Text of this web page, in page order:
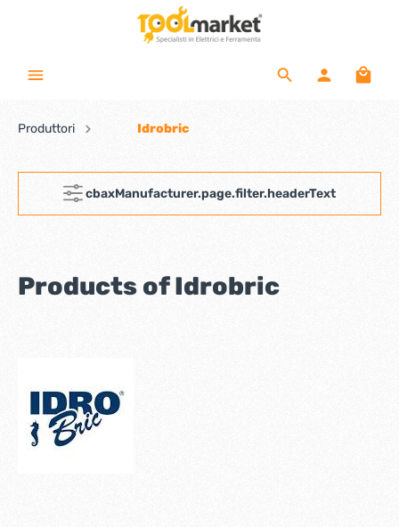
Produttori Idrobric
cbaxManufacturer.page.filter.headerText
Products of Idrobric